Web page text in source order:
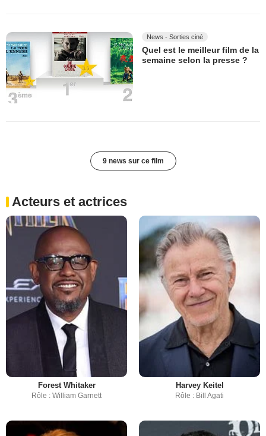
News - Sorties ciné
Quel est le meilleur film de la
semaine selon la presse ?
9 news sur ce film
Acteurs et actrices
Forest Whitaker
Rôle : William Garnett
Harvey Keitel
Rôle : Bill Agati